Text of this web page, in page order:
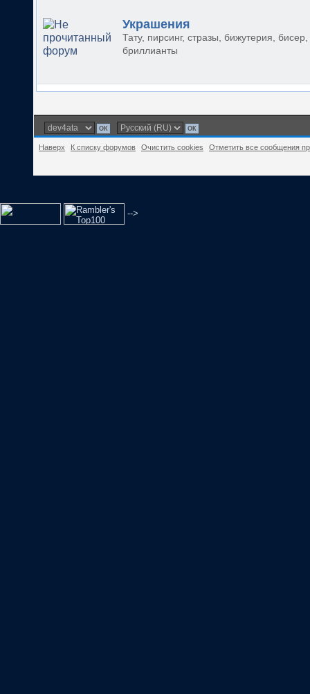
Украшения
Тату, пирсинг, стразы, бижутерия,
бриллианты
Наверх К списку форумов Очистить cookies Отметить все сообщения
-->